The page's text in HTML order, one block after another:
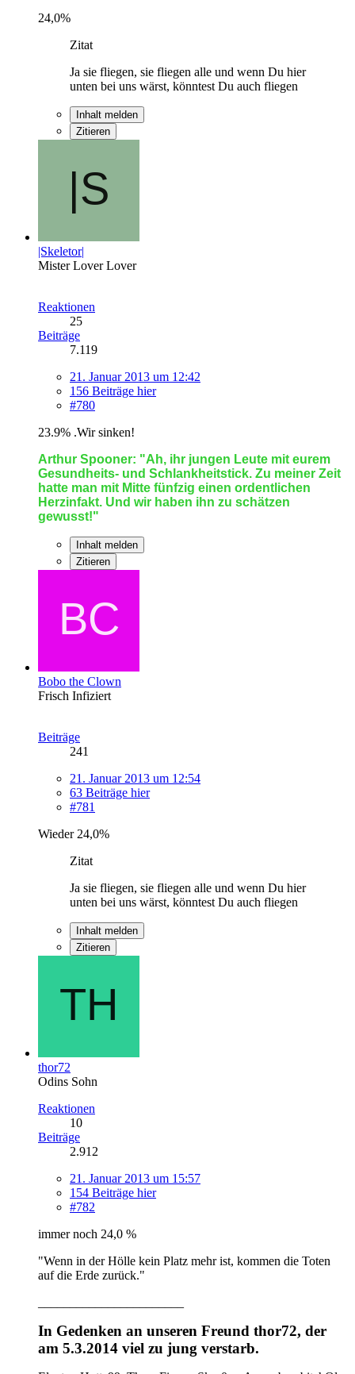
24,0%
Zitat
Ja sie fliegen, sie fliegen alle und wenn Du hier
unten bei uns wärst, könntest Du auch fliegen
Inhalt melden
Zitieren
|Skeletor|
Mister Lover Lover
Reaktionen
25
Beiträge
7.119
21. Januar 2013 um 12:42
156 Beiträge hier
#780
23.9% .Wir sinken!
Arthur Spooner: "Ah, ihr jungen Leute mit eurem
Gesundheits- und Schlankheitstick. Zu meiner Zeit
hatte man mit Mitte fünfzig einen ordentlichen
Herzinfakt. Und wir haben ihn zu schätzen
gewusst!"
Inhalt melden
Zitieren
Bobo the Clown
Frisch Infiziert
Beiträge
241
21. Januar 2013 um 12:54
63 Beiträge hier
#781
Wieder 24,0%
Zitat
Ja sie fliegen, sie fliegen alle und wenn Du hier
unten bei uns wärst, könntest Du auch fliegen
Inhalt melden
Zitieren
thor72
Odins Sohn
Reaktionen
10
Beiträge
2.912
21. Januar 2013 um 15:57
154 Beiträge hier
#782
immer noch 24,0 %
"Wenn in der Hölle kein Platz mehr ist, kommen die Toten
auf die Erde zurück."
In Gedenken an unseren Freund thor72, der
am 5.3.2014 viel zu jung verstarb.